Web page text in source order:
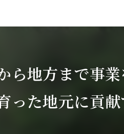
ら地方まで事業
った地元に貢献